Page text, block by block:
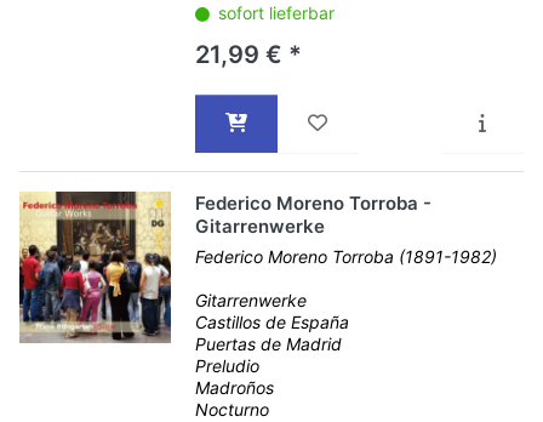
sofort lieferbar
21,99 € *
Federico Moreno Torroba -
Gitarrenwerke
Federico Moreno Torroba (1891-1982)
Gitarrenwerke
Castillos de España
Puertas de Madrid
Preludio
Madroños
Nocturno